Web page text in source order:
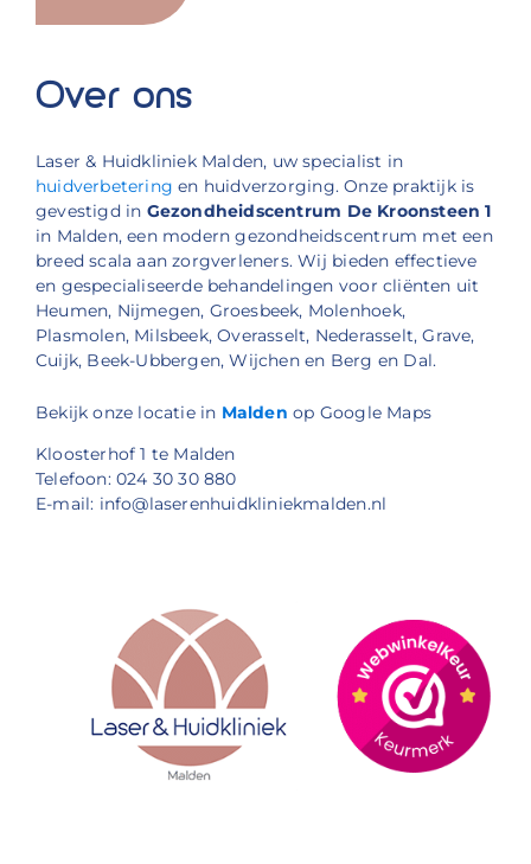
Over ons
Laser & Huidkliniek Malden, uw specialist in
huidverbetering en huidverzorging. Onze praktijk is
gevestigd in Gezondheidscentrum De Kroonsteen 1
in Malden, een modern gezondheidscentrum met een
breed scala aan zorgverleners. Wij bieden effectieve
en gespecialiseerde behandelingen voor cliënten uit
Heumen, Nijmegen, Groesbeek, Molenhoek,
Plasmolen, Milsbeek, Overasselt, Nederasselt, Grave,
Cuijk, Beek-Ubbergen, Wijchen en Berg en Dal.
Bekijk onze locatie in Malden op Google Maps
Kloosterhof 1 te Malden
Telefoon: 024 30 30 880
E-mail: info@laserenhuidkliniekmalden.nl